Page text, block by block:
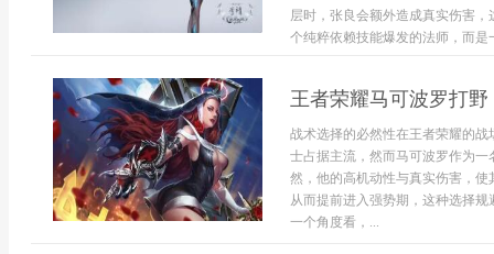
层时，张良会额外造成真实伤害
个纯粹依赖技能爆发的法师，而
王者荣耀马可波罗打
战术选择的必然性在王者荣耀的
士占据主流，然而马可波罗作为
然，他的高机动性与真实伤害，
从而提前进入强势期，这种选择
一个角度看，...